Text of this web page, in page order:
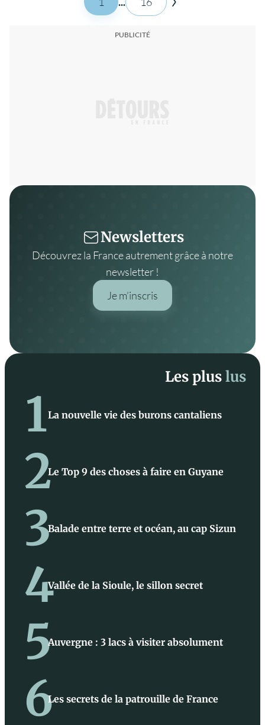
Newsletters
Découvrez la France autrement grâce à notre
newsletter !
Je m’inscris
Les pluslus
1La nouvelle vie des burons cantaliens
2Le Top 9 des choses à faire en Guyane
3Balade entre terre et océan, au cap Sizun
4Vallée de la Sioule, le sillon secret
5Auvergne : 3 lacs à visiter absolument
6Les secrets de la patrouille de France